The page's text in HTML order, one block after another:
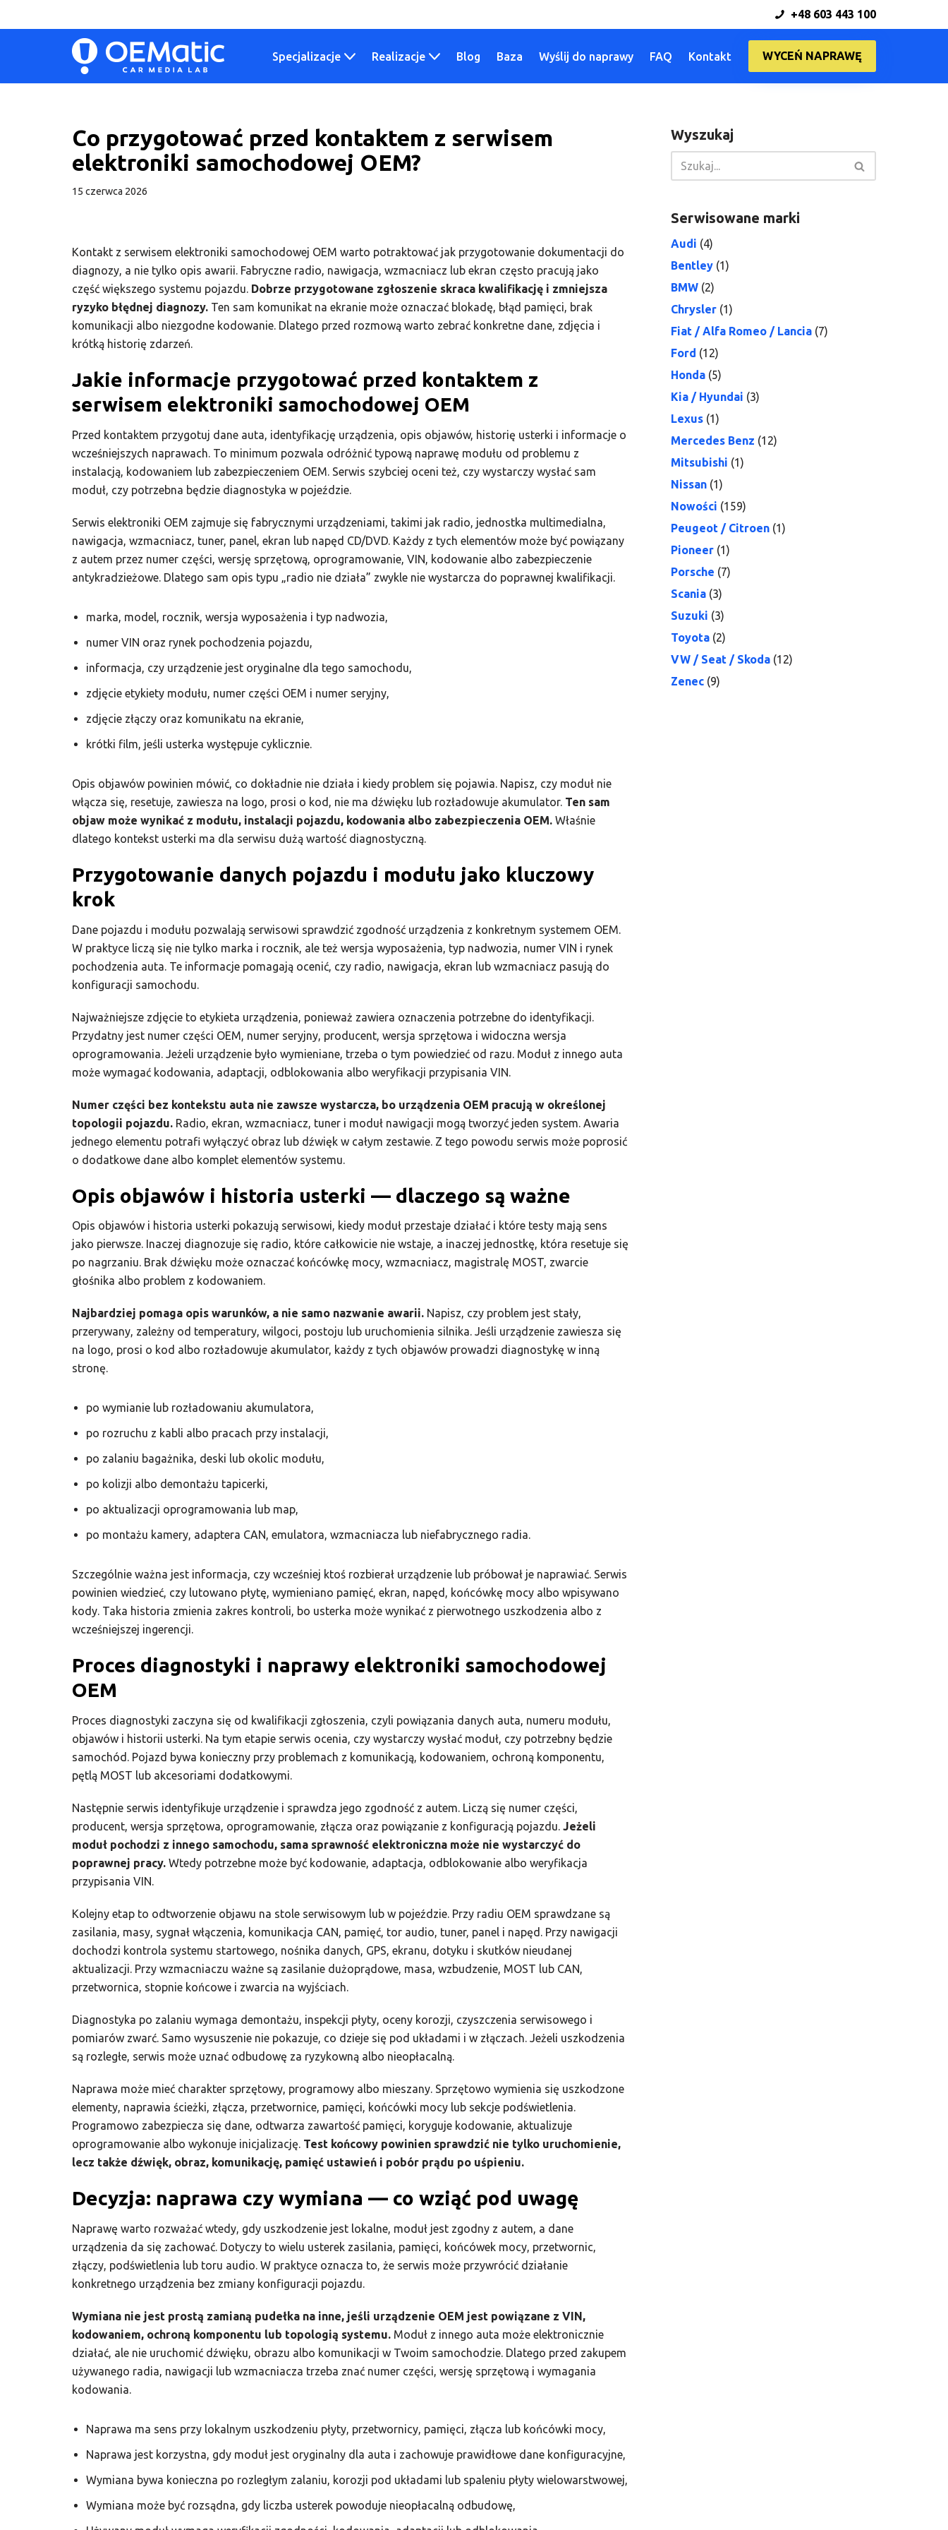
+48 603 443 100
Specjalizacje Realizacje Blog Baza Wyślij do naprawy FAQ Kontakt WYCEŃ NAPRAWĘ
Co przygotować przed kontaktem z serwisem
elektroniki samochodowej OEM?
15 czerwca 2026
Kontakt z serwisem elektroniki samochodowej OEM warto potraktować jak przygotowanie dokumentacji do
diagnozy, a nie tylko opis awarii. Fabryczne radio, nawigacja, wzmacniacz lub ekran często pracują jako
część większego systemu pojazdu. Dobrze przygotowane zgłoszenie skraca kwalifikację i zmniejsza
ryzyko błędnej diagnozy. Ten sam komunikat na ekranie może oznaczać blokadę, błąd pamięci, brak
komunikacji albo niezgodne kodowanie. Dlatego przed rozmową warto zebrać konkretne dane, zdjęcia i
krótką historię zdarzeń.
Jakie informacje przygotować przed kontaktem z
serwisem elektroniki samochodowej OEM
Przed kontaktem przygotuj dane auta, identyfikację urządzenia, opis objawów, historię usterki i informacje o
wcześniejszych naprawach. To minimum pozwala odróżnić typową naprawę modułu od problemu z
instalacją, kodowaniem lub zabezpieczeniem OEM. Serwis szybciej oceni też, czy wystarczy wysłać sam
moduł, czy potrzebna będzie diagnostyka w pojeździe.
Serwis elektroniki OEM zajmuje się fabrycznymi urządzeniami, takimi jak radio, jednostka multimedialna,
nawigacja, wzmacniacz, tuner, panel, ekran lub napęd CD/DVD. Każdy z tych elementów może być powiązany
z autem przez numer części, wersję sprzętową, oprogramowanie, VIN, kodowanie albo zabezpieczenie
antykradzieżowe. Dlatego sam opis typu „radio nie działa” zwykle nie wystarcza do poprawnej kwalifikacji.
marka, model, rocznik, wersja wyposażenia i typ nadwozia,
numer VIN oraz rynek pochodzenia pojazdu,
informacja, czy urządzenie jest oryginalne dla tego samochodu,
zdjęcie etykiety modułu, numer części OEM i numer seryjny,
zdjęcie złączy oraz komunikatu na ekranie,
krótki film, jeśli usterka występuje cyklicznie.
Opis objawów powinien mówić, co dokładnie nie działa i kiedy problem się pojawia. Napisz, czy moduł nie
włącza się, resetuje, zawiesza na logo, prosi o kod, nie ma dźwięku lub rozładowuje akumulator. Ten sam
objaw może wynikać z modułu, instalacji pojazdu, kodowania albo zabezpieczenia OEM. Właśnie
dlatego kontekst usterki ma dla serwisu dużą wartość diagnostyczną.
Przygotowanie danych pojazdu i modułu jako kluczowy
krok
Dane pojazdu i modułu pozwalają serwisowi sprawdzić zgodność urządzenia z konkretnym systemem OEM.
W praktyce liczą się nie tylko marka i rocznik, ale też wersja wyposażenia, typ nadwozia, numer VIN i rynek
pochodzenia auta. Te informacje pomagają ocenić, czy radio, nawigacja, ekran lub wzmacniacz pasują do
konfiguracji samochodu.
Najważniejsze zdjęcie to etykieta urządzenia, ponieważ zawiera oznaczenia potrzebne do identyfikacji.
Przydatny jest numer części OEM, numer seryjny, producent, wersja sprzętowa i widoczna wersja
oprogramowania. Jeżeli urządzenie było wymieniane, trzeba o tym powiedzieć od razu. Moduł z innego auta
może wymagać kodowania, adaptacji, odblokowania albo weryfikacji przypisania VIN.
Numer części bez kontekstu auta nie zawsze wystarcza, bo urządzenia OEM pracują w określonej
topologii pojazdu. Radio, ekran, wzmacniacz, tuner i moduł nawigacji mogą tworzyć jeden system. Awaria
jednego elementu potrafi wyłączyć obraz lub dźwięk w całym zestawie. Z tego powodu serwis może poprosić
o dodatkowe dane albo komplet elementów systemu.
Opis objawów i historia usterki — dlaczego są ważne
Opis objawów i historia usterki pokazują serwisowi, kiedy moduł przestaje działać i które testy mają sens
jako pierwsze. Inaczej diagnozuje się radio, które całkowicie nie wstaje, a inaczej jednostkę, która resetuje się
po nagrzaniu. Brak dźwięku może oznaczać końcówkę mocy, wzmacniacz, magistralę MOST, zwarcie
głośnika albo problem z kodowaniem.
Najbardziej pomaga opis warunków, a nie samo nazwanie awarii. Napisz, czy problem jest stały,
przerywany, zależny od temperatury, wilgoci, postoju lub uruchomienia silnika. Jeśli urządzenie zawiesza się
na logo, prosi o kod albo rozładowuje akumulator, każdy z tych objawów prowadzi diagnostykę w inną
stronę.
po wymianie lub rozładowaniu akumulatora,
po rozruchu z kabli albo pracach przy instalacji,
po zalaniu bagażnika, deski lub okolic modułu,
po kolizji albo demontażu tapicerki,
po aktualizacji oprogramowania lub map,
po montażu kamery, adaptera CAN, emulatora, wzmacniacza lub niefabrycznego radia.
Szczególnie ważna jest informacja, czy wcześniej ktoś rozbierał urządzenie lub próbował je naprawiać. Serwis
powinien wiedzieć, czy lutowano płytę, wymieniano pamięć, ekran, napęd, końcówkę mocy albo wpisywano
kody. Taka historia zmienia zakres kontroli, bo usterka może wynikać z pierwotnego uszkodzenia albo z
wcześniejszej ingerencji.
Proces diagnostyki i naprawy elektroniki samochodowej
OEM
Proces diagnostyki zaczyna się od kwalifikacji zgłoszenia, czyli powiązania danych auta, numeru modułu,
objawów i historii usterki. Na tym etapie serwis ocenia, czy wystarczy wysłać moduł, czy potrzebny będzie
samochód. Pojazd bywa konieczny przy problemach z komunikacją, kodowaniem, ochroną komponentu,
pętlą MOST lub akcesoriami dodatkowymi.
Następnie serwis identyfikuje urządzenie i sprawdza jego zgodność z autem. Liczą się numer części,
producent, wersja sprzętowa, oprogramowanie, złącza oraz powiązanie z konfiguracją pojazdu. Jeżeli
moduł pochodzi z innego samochodu, sama sprawność elektroniczna może nie wystarczyć do
poprawnej pracy. Wtedy potrzebne może być kodowanie, adaptacja, odblokowanie albo weryfikacja
przypisania VIN.
Kolejny etap to odtworzenie objawu na stole serwisowym lub w pojeździe. Przy radiu OEM sprawdzane są
zasilania, masy, sygnał włączenia, komunikacja CAN, pamięć, tor audio, tuner, panel i napęd. Przy nawigacji
dochodzi kontrola systemu startowego, nośnika danych, GPS, ekranu, dotyku i skutków nieudanej
aktualizacji. Przy wzmacniaczu ważne są zasilanie dużoprądowe, masa, wzbudzenie, MOST lub CAN,
przetwornica, stopnie końcowe i zwarcia na wyjściach.
Diagnostyka po zalaniu wymaga demontażu, inspekcji płyty, oceny korozji, czyszczenia serwisowego i
pomiarów zwarć. Samo wysuszenie nie pokazuje, co dzieje się pod układami i w złączach. Jeżeli uszkodzenia
są rozległe, serwis może uznać odbudowę za ryzykowną albo nieopłacalną.
Naprawa może mieć charakter sprzętowy, programowy albo mieszany. Sprzętowo wymienia się uszkodzone
elementy, naprawia ścieżki, złącza, przetwornice, pamięci, końcówki mocy lub sekcje podświetlenia.
Programowo zabezpiecza się dane, odtwarza zawartość pamięci, koryguje kodowanie, aktualizuje
oprogramowanie albo wykonuje inicjalizację. Test końcowy powinien sprawdzić nie tylko uruchomienie,
lecz także dźwięk, obraz, komunikację, pamięć ustawień i pobór prądu po uśpieniu.
Decyzja: naprawa czy wymiana — co wziąć pod uwagę
Naprawę warto rozważać wtedy, gdy uszkodzenie jest lokalne, moduł jest zgodny z autem, a dane
urządzenia da się zachować. Dotyczy to wielu usterek zasilania, pamięci, końcówek mocy, przetwornic,
złączy, podświetlenia lub toru audio. W praktyce oznacza to, że serwis może przywrócić działanie
konkretnego urządzenia bez zmiany konfiguracji pojazdu.
Wymiana nie jest prostą zamianą pudełka na inne, jeśli urządzenie OEM jest powiązane z VIN,
kodowaniem, ochroną komponentu lub topologią systemu. Moduł z innego auta może elektronicznie
działać, ale nie uruchomić dźwięku, obrazu albo komunikacji w Twoim samochodzie. Dlatego przed zakupem
używanego radia, nawigacji lub wzmacniacza trzeba znać numer części, wersję sprzętową i wymagania
kodowania.
Naprawa ma sens przy lokalnym uszkodzeniu płyty, przetwornicy, pamięci, złącza lub końcówki mocy,
Naprawa jest korzystna, gdy moduł jest oryginalny dla auta i zachowuje prawidłowe dane konfiguracyjne,
Wymiana bywa konieczna po rozległym zalaniu, korozji pod układami lub spaleniu płyty wielowarstwowej,
Wymiana może być rozsądna, gdy liczba usterek powoduje nieopłacalną odbudowę,
Wyszukaj
Serwisowane marki
Audi (4)
Bentley (1)
BMW (2)
Chrysler (1)
Fiat / Alfa Romeo / Lancia (7)
Ford (12)
Honda (5)
Kia / Hyundai (3)
Lexus (1)
Mercedes Benz (12)
Mitsubishi (1)
Nissan (1)
Nowości (159)
Peugeot / Citroen (1)
Pioneer (1)
Porsche (7)
Scania (3)
Suzuki (3)
Toyota (2)
VW / Seat / Skoda (12)
Zenec (9)